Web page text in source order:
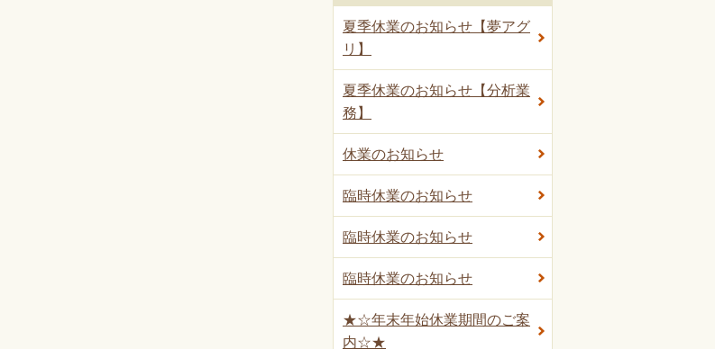
夏季休業のお知らせ【夢アグ
リ】
夏季休業のお知らせ【分析業
務】
休業のお知らせ
臨時休業のお知らせ
臨時休業のお知らせ
臨時休業のお知らせ
★☆年末年始休業期間のご案
内☆★